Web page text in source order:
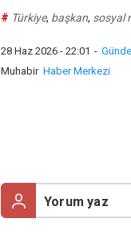
# Türkiye, başkan, sosyal
28 Haz 2026 - 22:01 -
Muhabir Haber Merkezi